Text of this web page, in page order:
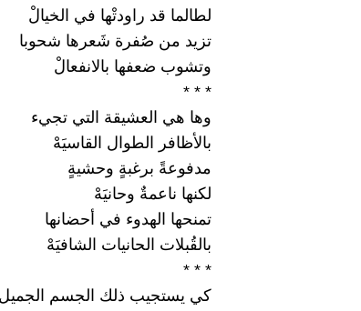
لطالما قد راودتْها في الخيالْ
تزيد من صُفرة شَعرها شحوبا
وتشوب ضعفها بالانفعالْ
* * *
وها هي العشيقة التي تجيء
بالأظافر الطوال القاسيَهْ
مدفوعةً برغبةٍ وحشيةٍ
لكنها ناعمةٌ وحانيَهْ
تمنحها الهدوء في أحضانها
بالقُبلات الحانيات الشافيَهْ
* * *
كي يستجيب ذلك الجسم الجميل